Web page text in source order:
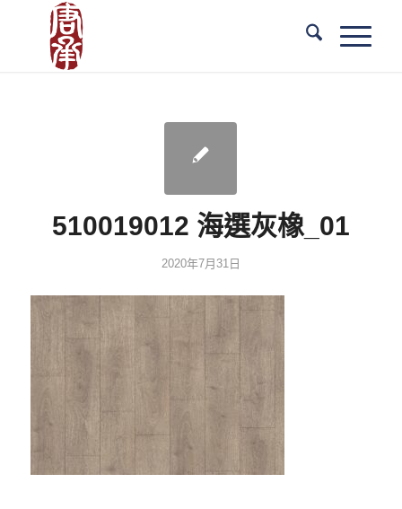
510019012 海選灰橡_01
2020年7月31日